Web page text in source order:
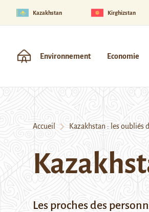
Kazakhstan Kirghizstan
Environnement Economie
Accueil Kazakhstan : les oubliés
Les proches des